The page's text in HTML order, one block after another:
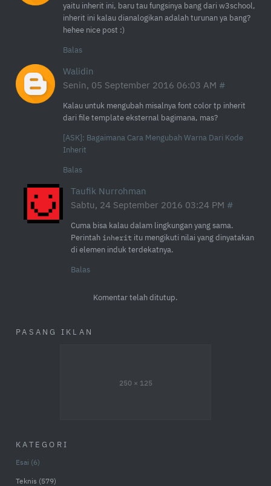
yaitu inherit ini, baru tau fungsinya bang dari w3school,
inherit ini kalau dianalogikan adalah turunan ya bang?
hehee nice post :)
Balas
Walidin
Senin, 05 September 2016 06:03 AM
Kalau untuk mengubah misalnya font color tp inherit
dari file template eksternal bagimana, mas?
[ASK]: Bagaimana Cara Mengubah Warna Dari Kode
Inherit
Balas
Taufik Nurrohman
Sabtu, 24 September 2016 03:24 PM
Cuma bisa kalau dalam lingkungan yang sama.
Perintah inherit itu mengikuti nilai yang dinyatakan
di elemen induk terdekatnya.
Balas
Komentar telah ditutup.
PASANG IKLAN
250 × 125
KATEGORI
Esai 6
Teknis 579